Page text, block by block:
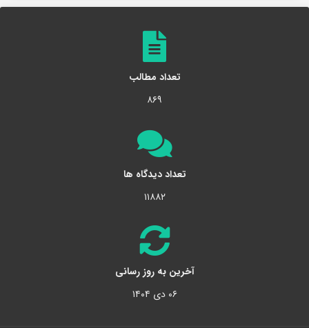
تعداد مطالب
۸۶۹
تعداد دیدگاه ها
۱۱۸۸۲
آخرین به روز رسانی
۰۶ دی ۱۴۰۴